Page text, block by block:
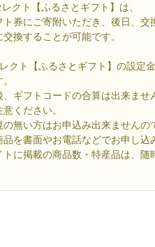
クト【ふるさとギフト】は、
ト券にご寄附いただき、後日、交
換することが可能です。
クト【ふるさとギフト】の設定
ギフトコードの合算は出来ませ
ください。
無い方はお申込み出来ませんの
品を書面やお電話などでお申し込
に掲載の商品数・特産品は、随